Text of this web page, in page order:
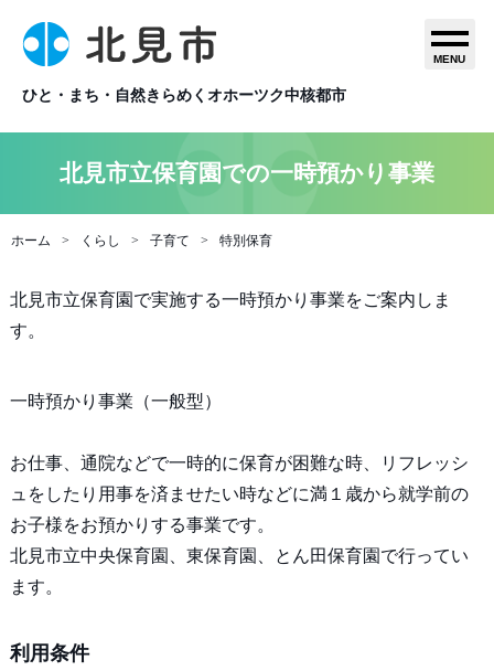
ひと・まち・自然きらめくオホーツク中核都市
MENU
北見市立保育園での一時預かり事業
ホーム くらし 子育て 特別保育
北見市立保育園で実施する一時預かり事業をご案内しま
す。
一時預かり事業（一般型）
お仕事、通院などで一時的に保育が困難な時、リフレッシ
ュをしたり用事を済ませたい時などに満１歳から就学前の
お子様をお預かりする事業です。
北見市立中央保育園、東保育園、とん田保育園で行ってい
ます。
利用条件